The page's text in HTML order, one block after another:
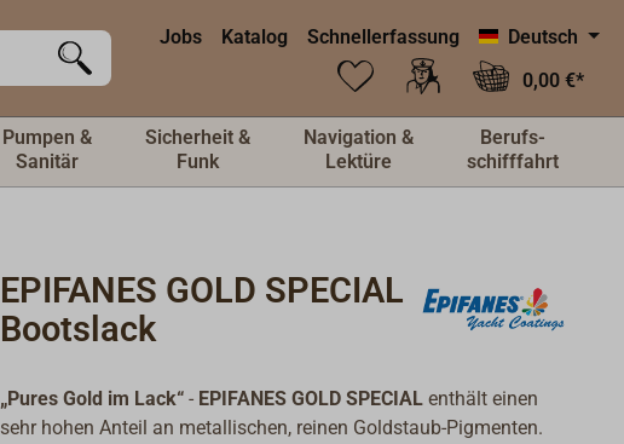
Jobs Katalog Schnellerfassung
Deutsch
0,00 €*
Pumpen &
Sanitär
Sicherheit &
Funk
Navigation &
Lektüre
Berufs-
schifffahrt
EPIFANES GOLD SPECIAL
Bootslack
„Pures Gold im Lack“ - EPIFANES GOLD SPECIAL enthält einen
sehr hohen Anteil an metallischen, reinen Goldstaub-Pigmenten.